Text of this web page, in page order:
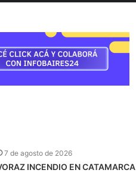
7 de agosto de 2026
INCENDIO EN CATAMARCA